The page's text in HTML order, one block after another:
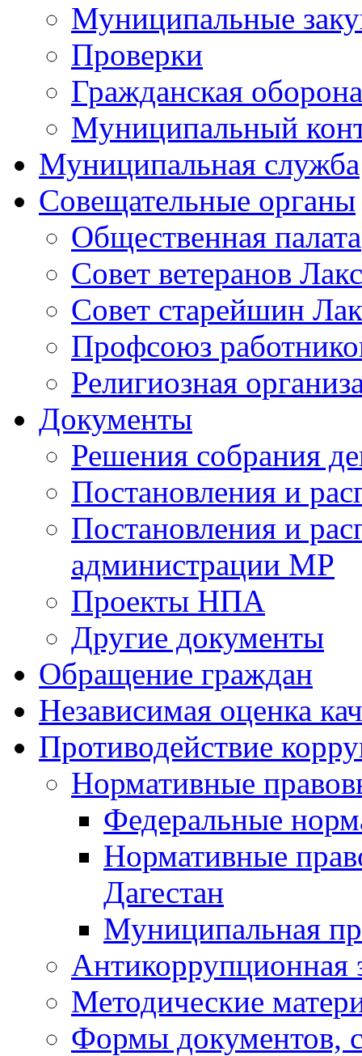
Муниципальные
Проверки
Гражданская
Муниципальный
Муниципальная служба
Совещательные органы
Общественная палата
Совет ветеранов
Совет старейшин
Профсоюз
Религиозная
Документы
Решения собрания
Постановления и
Постановления и
администрации МР
Проекты НПА
Другие документы
Обращение граждан
Независимая оценка
Противодействие
Нормативные
Федеральные
Нормативные
Дагестан
Муниципальная
Антикоррупционная
Методические
Формы документов,